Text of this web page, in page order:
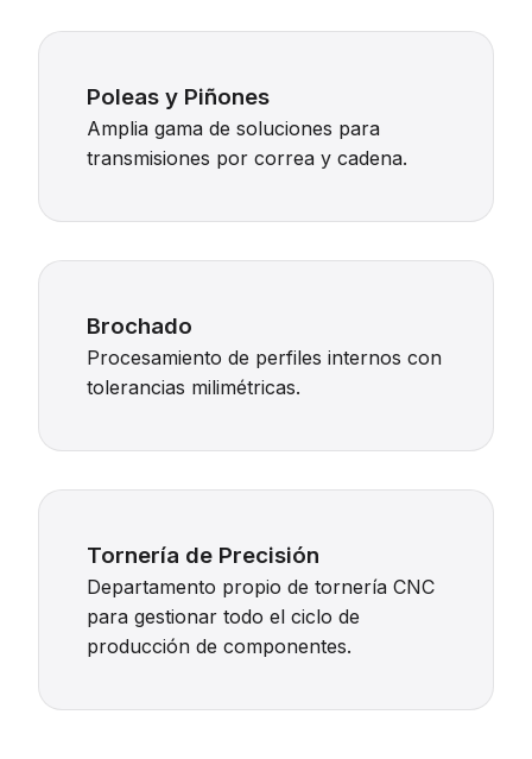
Poleas y Piñones
Amplia gama de soluciones para
transmisiones por correa y cadena.
Brochado
Procesamiento de perfiles internos con
tolerancias milimétricas.
Tornería de Precisión
Departamento propio de tornería CNC
para gestionar todo el ciclo de
producción de componentes.